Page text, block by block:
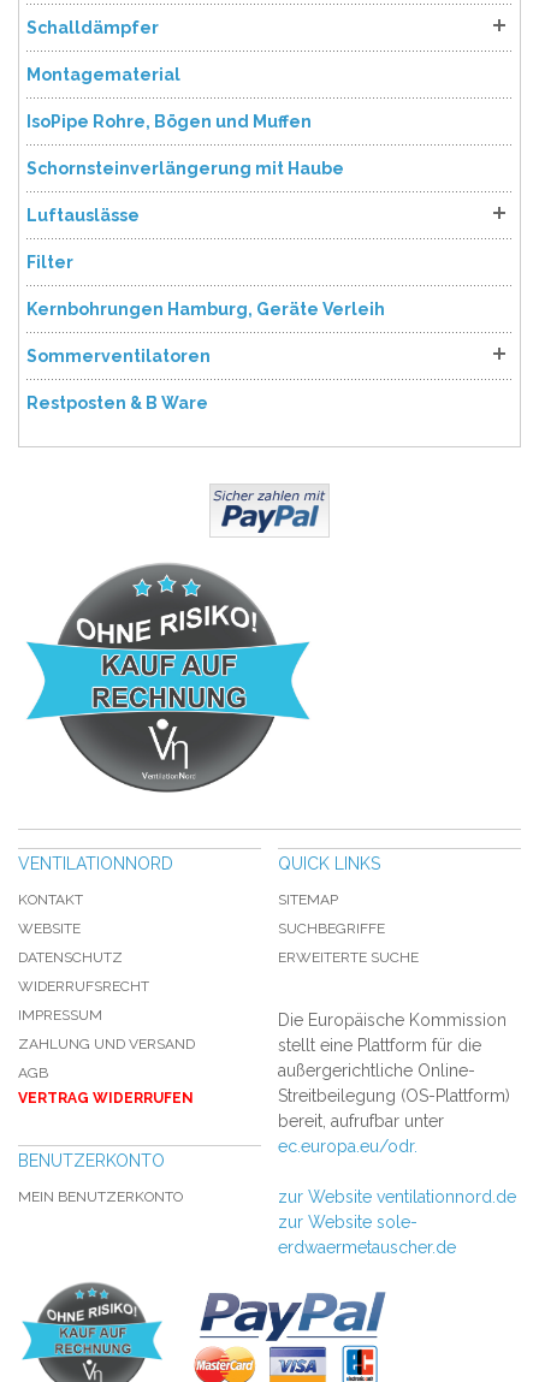
Schalldämpfer
Montagematerial
IsoPipe Rohre, Bögen und Muffen
Schornsteinverlängerung mit Haube
Luftauslässe
Filter
Kernbohrungen Hamburg, Geräte Verleih
Sommerventilatoren
Restposten & B Ware
VENTILATIONNORD
KONTAKT
WEBSITE
DATENSCHUTZ
WIDERRUFSRECHT
IMPRESSUM
ZAHLUNG UND VERSAND
AGB
VERTRAG WIDERRUFEN
QUICK LINKS
SITEMAP
SUCHBEGRIFFE
ERWEITERTE SUCHE
BENUTZERKONTO
MEIN BENUTZERKONTO
Die Europäische Kommission
stellt eine Plattform für die
außergerichtliche Online-
Streitbeilegung (OS-Plattform)
bereit, aufrufbar unter
ec.europa.eu/odr.
zur Website ventilationnord.de
zur Website sole-
erdwaermetauscher.de